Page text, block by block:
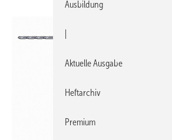
Ausbildung
Aktuelle Ausgabe
Heftarchiv
Premium